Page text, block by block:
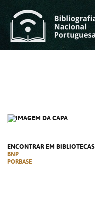
ENCONTRAR EM BIBLIOTECAS
BNP
PORBASE